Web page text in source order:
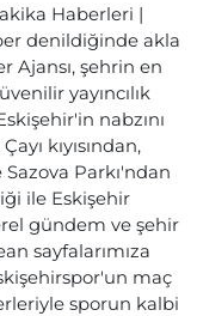
Haberleri |
denildiğinde akla
Ajansı, şehrin en
yayıncılık
nabzını
kıyısından,
Parkı'ndan
ile Eskişehir
gündem ve şehir
sayfalarımıza
maç
sporun kalbi